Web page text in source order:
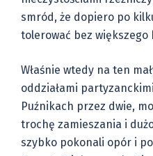
smród, że dopiero po
tolerować bez większego
Właśnie wtedy na ten
oddziałami
Puźnikach przez dwie,
trochę zamieszania i
szybko pokonali opór i